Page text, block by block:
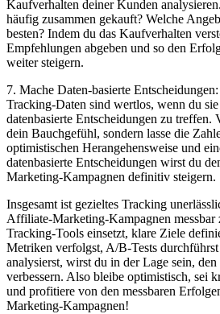
Kaufverhalten deiner Kunden
häufig zusammen gekauft? Welche⁣
besten?⁣ Indem du das Kaufverhalten
Empfehlungen abgeben und so den
⁣weiter steigern.
7. Mache Daten-basierte‍
‌Tracking-Daten sind wertlos, wenn du
datenbasierte Entscheidungen zu treffen.
dein ⁤Bauchgefühl, sondern lasse ‍die
optimistischen Herangehensweise und⁤
datenbasierte Entscheidungen wirst du
Marketing-Kampagnen definitiv steigern.
Insgesamt ⁢ist gezieltes⁣ Tracking
Affiliate-Marketing-Kampagnen messbar
Tracking-Tools einsetzt, ⁤klare Ziele
Metriken ⁢verfolgst,‌ A/B-Tests
analysierst,⁣ wirst du in‌ der ⁢Lage sein,
verbessern. Also⁤ bleibe optimistisch, sei
und profitiere von den⁤ messbaren‍
Marketing-Kampagnen!